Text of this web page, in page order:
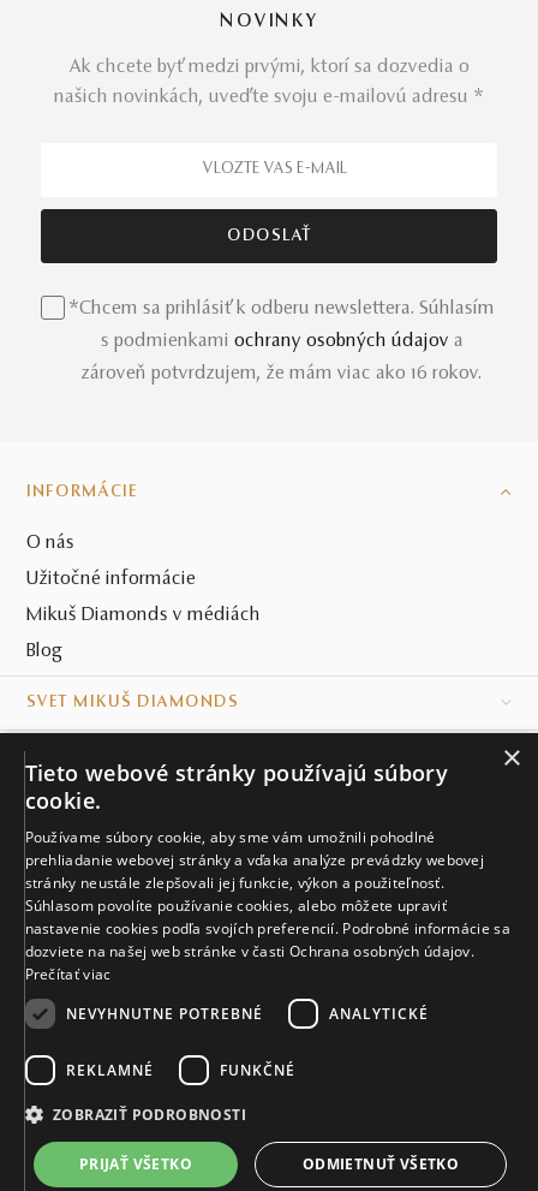
3 886 €
Vyrobíme a doručíme do 21 dní
VIAC INFO
NOVINKY
Ak chcete byť medzi prvými, ktorí sa dozvedia o
našich novinkách, uveďte svoju e-mailovú adresu *
*Chcem sa prihlásiť k odberu newslettera. Súhlasím
s podmienkami ochrany osobných údajov a
zároveň potvrdzujem, že mám viac ako 16 rokov.
INFORMÁCIE
O nás
Užitočné informácie
Mikuš Diamonds v médiách
Blog
SVET MIKUŠ DIAMONDS
KONTAKT
Naše klenotníctva
Sídlo spoločnosti
© MIKUŠ DIAMONDS, A.S. 2026. VŠETKY PRÁVA VYHRADENÉ.
×
Tieto webové stránky používajú súbory
cookie.
Používame súbory cookie, aby sme vám umožnili pohodlné
prehliadanie webovej stránky a vďaka analýze prevádzky webovej
stránky neustále zlepšovali jej funkcie, výkon a použiteľnosť.
Súhlasom povolíte používanie cookies, alebo môžete upraviť
nastavenie cookies podľa svojích preferencií. Podrobné informácie sa
dozviete na našej web stránke v časti Ochrana osobných údajov.
Prečítať viac
NEVYHNUTNE POTREBNÉ
ANALYTICKÉ
REKLAMNÉ FUNKČNÉ
ZOBRAZIŤ PODROBNOSTI
PRIJAŤ VŠETKO ODMIETNUŤ VŠETKO